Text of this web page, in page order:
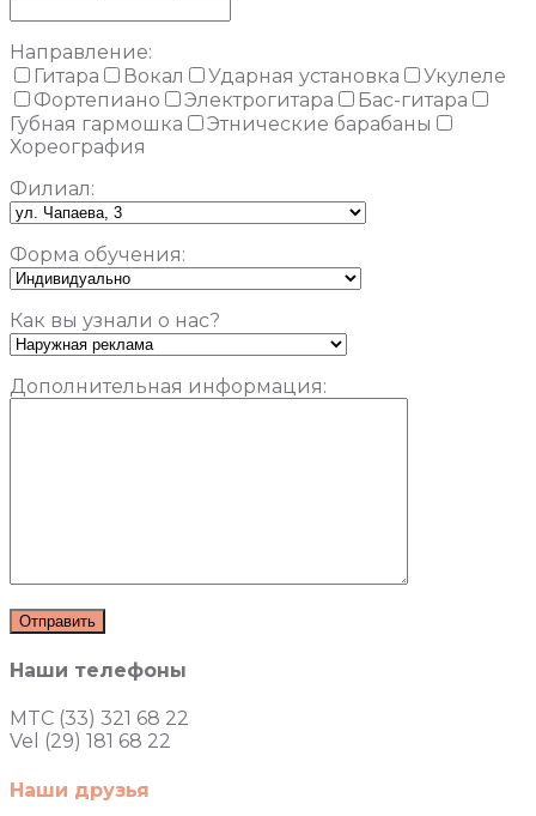
Направление:
Гитара
Вокал Ударная установка
Укулеле
Фортепиано
Электрогитара
Бас-гитара
Губная гармошка
Этнические барабаны
Хореография
Филиал:
Форма обучения:
Как вы узнали о нас?
Дополнительная информация:
Наши телефоны
MTC (33) 321 68 22
Vel (29) 181 68 22
Наши друзья